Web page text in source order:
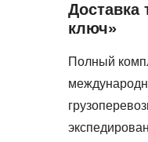
Доставка
ключ»
Полный